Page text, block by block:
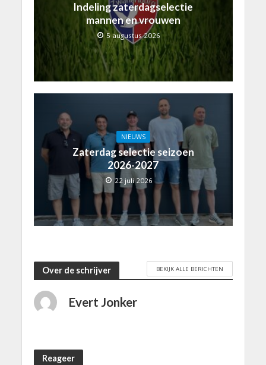
Indeling zaterdagselectie
mannen en vrouwen
5 augustus 2026
NIEUWS
Zaterdag selectie seizoen
2026-2027
22 juli 2026
Over de schrijver BEKIJK ALLE BERICHTEN
Evert Jonker
Reageer